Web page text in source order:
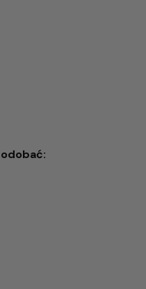
akcesoria do domu,
orientalny